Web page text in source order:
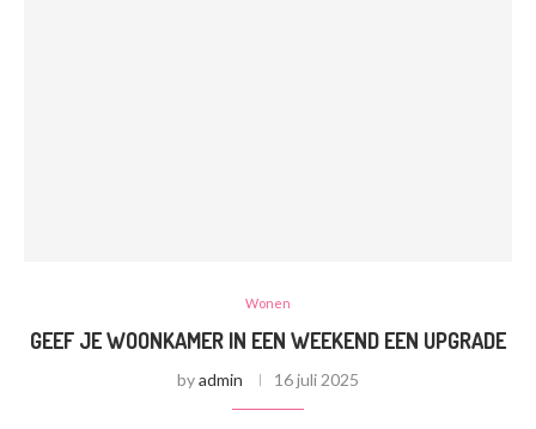
Wonen
GEEF JE WOONKAMER IN EEN WEEKEND EEN UPGRADE
byadmin 16 juli 2025